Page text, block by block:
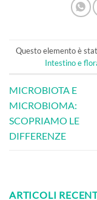
Questo elemento è
Intestino e
MICROBIOTA E
MICROBIOMA:
SCOPRIAMO LE
DIFFERENZE
ARTICOLI